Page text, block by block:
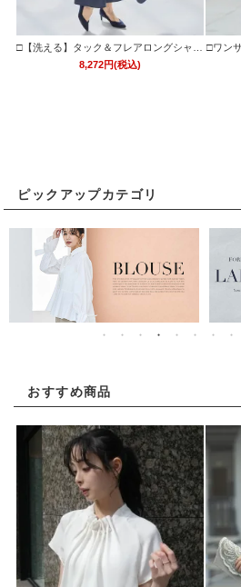
□【洗える】タック＆フレアロングシャツ
ワンピース「CU1524」
8,272円(税込)
□ワン
ピックアップカテゴリ
おすすめ商品